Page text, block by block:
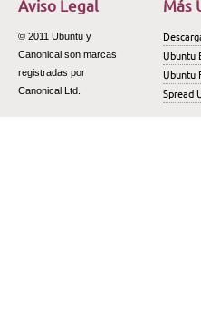
Aviso Legal
© 2011 Ubuntu y
Canonical son marcas
registradas por
Canonical Ltd.
Más
Ubuntu
Ubuntu
Spread